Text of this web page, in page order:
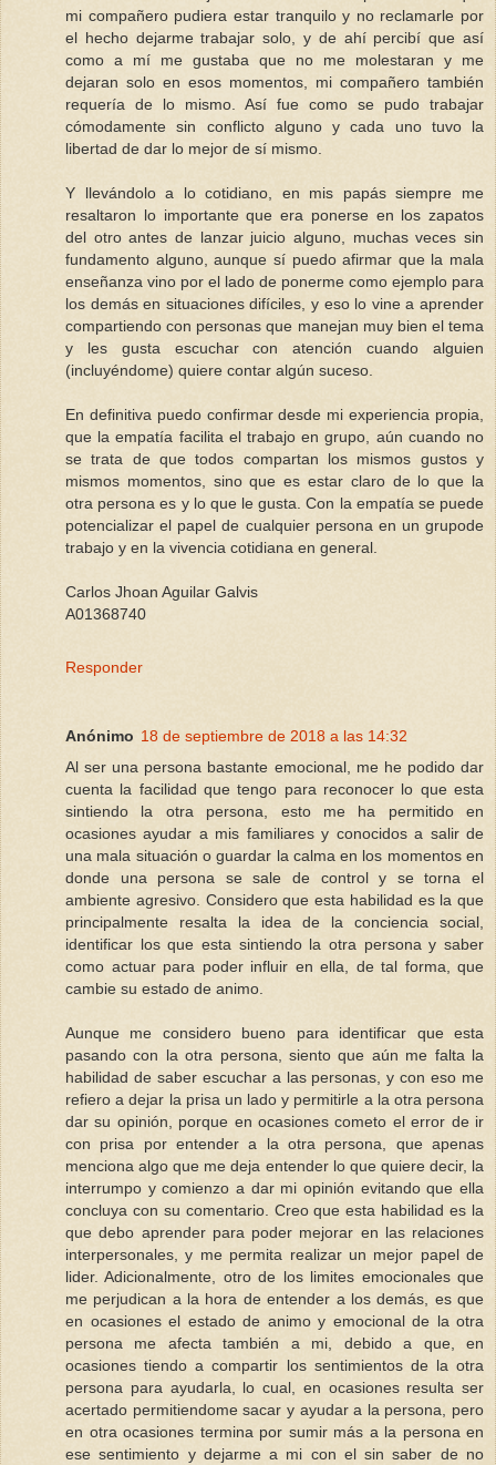
mi compañero pudiera estar tranquilo y no reclamarle por
el hecho dejarme trabajar solo, y de ahí percibí que así
como a mí me gustaba que no me molestaran y me
dejaran solo en esos momentos, mi compañero también
requería de lo mismo. Así fue como se pudo trabajar
cómodamente sin conflicto alguno y cada uno tuvo la
libertad de dar lo mejor de sí mismo.
Y llevándolo a lo cotidiano, en mis papás siempre me
resaltaron lo importante que era ponerse en los zapatos
del otro antes de lanzar juicio alguno, muchas veces sin
fundamento alguno, aunque sí puedo afirmar que la mala
enseñanza vino por el lado de ponerme como ejemplo para
los demás en situaciones difíciles, y eso lo vine a aprender
compartiendo con personas que manejan muy bien el tema
y les gusta escuchar con atención cuando alguien
(incluyéndome) quiere contar algún suceso.
En definitiva puedo confirmar desde mi experiencia propia,
que la empatía facilita el trabajo en grupo, aún cuando no
se trata de que todos compartan los mismos gustos y
mismos momentos, sino que es estar claro de lo que la
otra persona es y lo que le gusta. Con la empatía se puede
potencializar el papel de cualquier persona en un grupode
trabajo y en la vivencia cotidiana en general.
Carlos Jhoan Aguilar Galvis
A01368740
Responder
Anónimo 18 de septiembre de 2018 a las 14:32
Al ser una persona bastante emocional, me he podido dar
cuenta la facilidad que tengo para reconocer lo que esta
sintiendo la otra persona, esto me ha permitido en
ocasiones ayudar a mis familiares y conocidos a salir de
una mala situación o guardar la calma en los momentos en
donde una persona se sale de control y se torna el
ambiente agresivo. Considero que esta habilidad es la que
principalmente resalta la idea de la conciencia social,
identificar los que esta sintiendo la otra persona y saber
como actuar para poder influir en ella, de tal forma, que
cambie su estado de animo.
Aunque me considero bueno para identificar que esta
pasando con la otra persona, siento que aún me falta la
habilidad de saber escuchar a las personas, y con eso me
refiero a dejar la prisa un lado y permitirle a la otra persona
dar su opinión, porque en ocasiones cometo el error de ir
con prisa por entender a la otra persona, que apenas
menciona algo que me deja entender lo que quiere decir, la
interrumpo y comienzo a dar mi opinión evitando que ella
concluya con su comentario. Creo que esta habilidad es la
que debo aprender para poder mejorar en las relaciones
interpersonales, y me permita realizar un mejor papel de
lider. Adicionalmente, otro de los limites emocionales que
me perjudican a la hora de entender a los demás, es que
en ocasiones el estado de animo y emocional de la otra
persona me afecta también a mi, debido a que, en
ocasiones tiendo a compartir los sentimientos de la otra
persona para ayudarla, lo cual, en ocasiones resulta ser
acertado permitiendome sacar y ayudar a la persona, pero
en otra ocasiones termina por sumir más a la persona en
ese sentimiento y dejarme a mi con el sin saber de no